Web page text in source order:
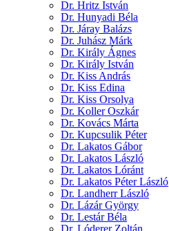
Dr. Hritz István
Dr. Hunyadi Béla
Dr. Járay Balázs
Dr. Juhász Márk
Dr. Király Ágnes
Dr. Király István
Dr. Kiss András
Dr. Kiss Edina
Dr. Kiss Orsolya
Dr. Koller Oszkár
Dr. Kovács Márta
Dr. Kupcsulik Péter
Dr. Lakatos Gábor
Dr. Lakatos László
Dr. Lakatos Lóránt
Dr. Lakatos Péter László
Dr. Landherr László
Dr. Lázár György
Dr. Lestár Béla
Dr. Lóderer Zoltán